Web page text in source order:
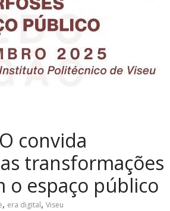
convida
transformações
o espaço público
, era digital, Viseu